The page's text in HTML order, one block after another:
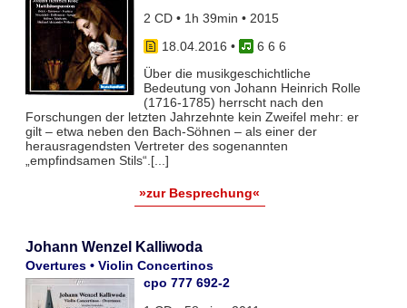
2 CD • 1h 39min • 2015
18.04.2016 •
6 6 6
Über die musikgeschichtliche
Bedeutung von Johann Heinrich Rolle
(1716-1785) herrscht nach den
Forschungen der letzten Jahrzehnte kein Zweifel mehr: er
gilt – etwa neben den Bach-Söhnen – als einer der
herausragendsten Vertreter des sogenannten
„empfindsamen Stils“.[...]
»zur Besprechung«
Johann Wenzel Kalliwoda
Overtures • Violin Concertinos
cpo 777 692-2